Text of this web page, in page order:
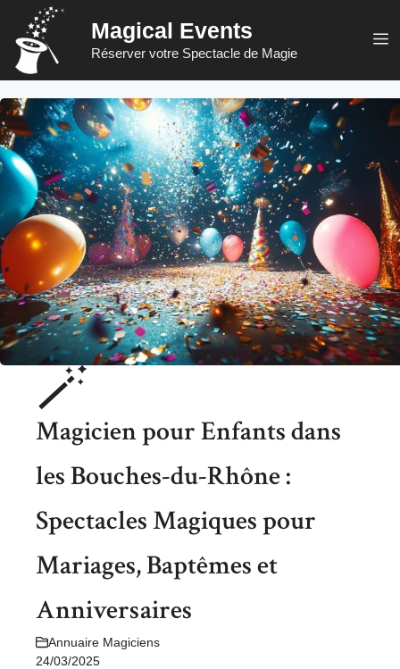
contenu
Magical Events
Réserver votre Spectacle de Magie
🪄
Magicien pour Enfants dans
les Bouches-du-Rhône :
Spectacles Magiques pour
Mariages, Baptêmes et
Anniversaires
Annuaire Magiciens
24/03/2025